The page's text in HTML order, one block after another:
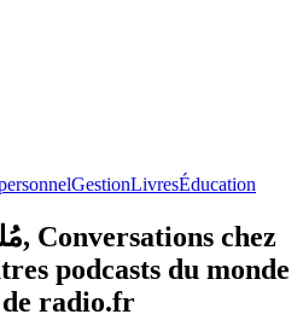
GestionLivresÉducation
podcasts du monde
radio.fr